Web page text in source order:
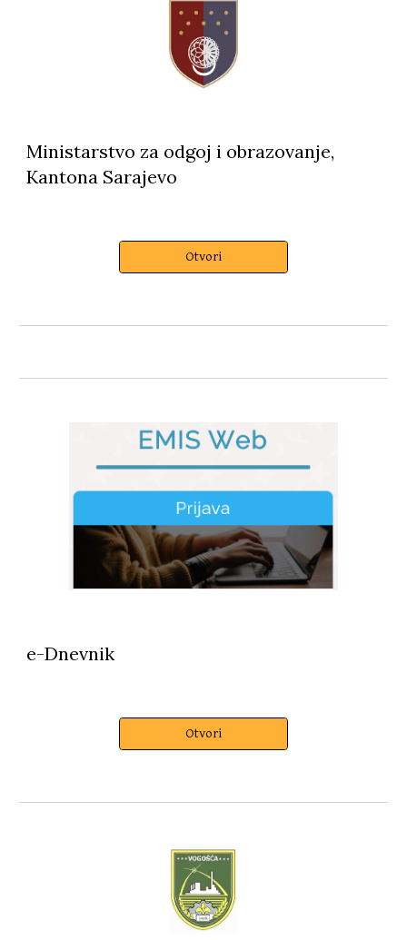
Ministarstvo za odgoj i obrazovanje,
Kantona Sarajevo
Otvori
e-Dnevnik
Otvori